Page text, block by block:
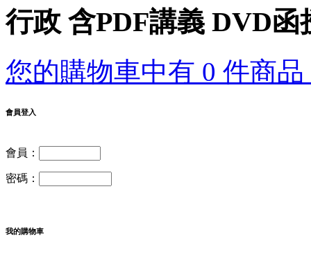
行政 含PDF講義 DVD函
您的購物車中有 0 件商
會員登入
會員：
密碼：
我的購物車